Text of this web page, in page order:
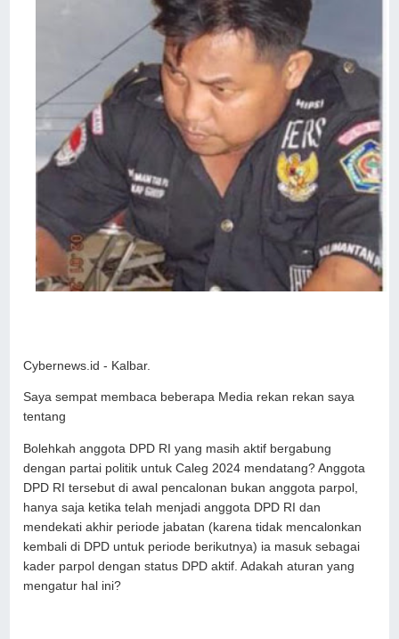
Cybernews.id - Kalbar.
Saya sempat membaca beberapa Media rekan rekan saya
tentang
Bolehkah anggota DPD RI yang masih aktif bergabung
dengan partai politik untuk Caleg 2024 mendatang? Anggota
DPD RI tersebut di awal pencalonan bukan anggota parpol,
hanya saja ketika telah menjadi anggota DPD RI dan
mendekati akhir periode jabatan (karena tidak mencalonkan
kembali di DPD untuk periode berikutnya) ia masuk sebagai
kader parpol dengan status DPD aktif. Adakah aturan yang
mengatur hal ini?